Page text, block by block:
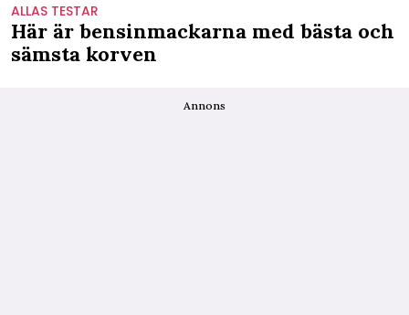
ALLAS TESTAR
Här är bensinmackarna med bästa och
sämsta korven
Annons